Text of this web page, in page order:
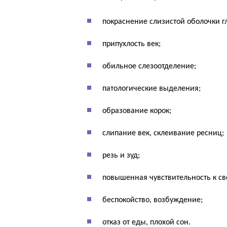
покраснение слизистой оболочки
припухлость век;
обильное слезоотделение;
патологические выделения;
образование корок;
слипание век, склеивание ресниц;
резь и зуд;
повышенная чувствительность к
беспокойство, возбуждение;
отказ от еды, плохой сон.